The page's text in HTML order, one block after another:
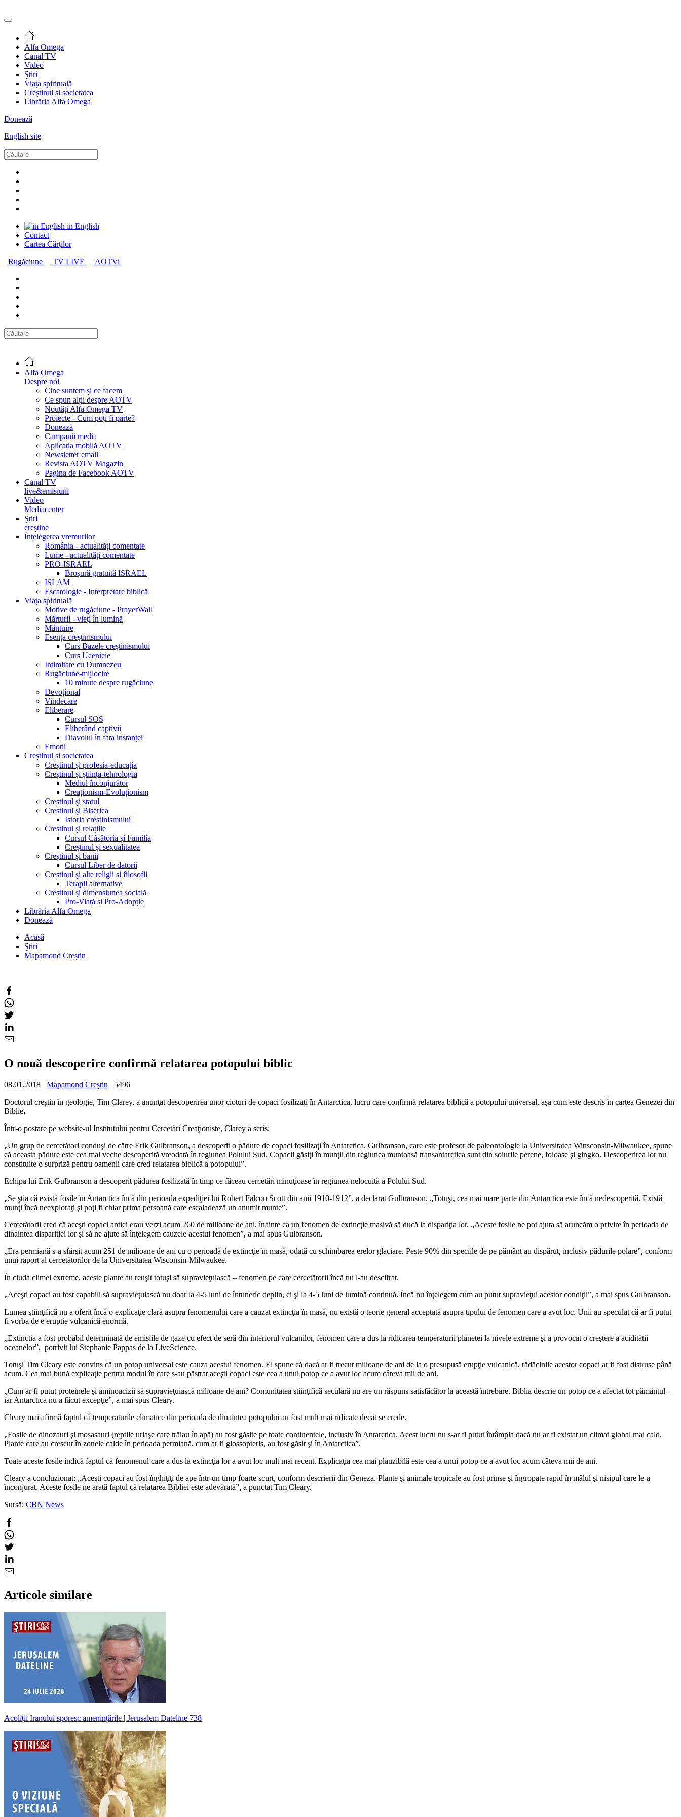
Alfa Omega
Canal TV
Video
Știri
Viața spirituală
Creștinul și societatea
Librăria Alfa Omega
Donează
English site
in English
Contact
Cartea Cărților
Rugăciune
TV LIVE AOTVi
Alfa Omega
Despre noi
Cine suntem și ce facem
Ce spun alții despre AOTV
Noutăți Alfa Omega TV
Proiecte - Cum poți fi parte?
Donează
Campanii media
Aplicația mobilă AOTV
Newsletter email
Revista AOTV Magazin
Pagina de Facebook AOTV
Canal TV
live&emisiuni
Video
Mediacenter
Știri
creștine
Înțelegerea vremurilor
România - actualități comentate
Lume - actualități comentate
PRO-ISRAEL
Broșură gratuită ISRAEL
ISLAM
Escatologie - Interpretare biblică
Viața spirituală
Motive de rugăciune - PrayerWall
Mărturii - vieți în lumină
Mântuire
Esența creștinismului
Curs Bazele creștinismului
Curs Ucenicie
Intimitate cu Dumnezeu
Rugăciune-mijlocire
10 minute despre rugăciune
Devoțional
Vindecare
Eliberare
Cursul SOS
Eliberând captivii
Diavolul în fața instanței
Emoții
Creștinul și societatea
Creștinul și profesia-educația
Creștinul și știința-tehnologia
Mediul înconjurător
Creaționism-Evoluționism
Creștinul și statul
Creștinul și Biserica
Istoria creștinismului
Creștinul și relațiile
Cursul Căsătoria și Familia
Creștinul și sexualitatea
Creștinul și banii
Cursul Liber de datorii
Creștinul și alte religii și filosofii
Terapii alternative
Creștinul și dimensiunea socială
Pro-Viață și Pro-Adopție
Librăria Alfa Omega
Donează
Acasă
Știri
Mapamond Creștin
O nouă descoperire confirmă relatarea potopului biblic
08.01.2018 Mapamond Creștin
5496
Doctorul creștin în geologie, Tim Clarey, a anunţat descoperirea unor cioturi de copaci fosilizați în Antarctica, lucru care confirmă relatarea biblică a potopului universal, aşa cum este descris în cartea Genezei din
Biblie.
Într-o postare pe website-ul Institutului pentru Cercetări Creaţioniste, Clarey a scris:
„Un grup de cercetători conduşi de către Erik Gulbranson, a descoperit o pădure de copaci fosilizaţi în Antarctica. Gulbranson, care este profesor de paleontologie la Universitatea Winsconsin-Milwaukee, spune
că aceasta pădure este cea mai veche descoperită vreodată în regiunea Polului Sud. Copacii găsiţi în munţii din regiunea muntoasă transantarctica sunt din soiurile perene, foioase şi gingko. Descoperirea lor nu
constituite o surpriză pentru oamenii care cred relatarea biblică a potopului”.
Echipa lui Erik Gulbranson a descoperit pădurea fosilizată în timp ce făceau cercetări minuţioase în regiunea nelocuită a Polului Sud.
„Se ştia că există fosile în Antarctica încă din perioada expediţiei lui Robert Falcon Scott din anii 1910-1912”, a declarat Gulbranson. „Totuşi, cea mai mare parte din Antarctica este încă nedescoperită. Există
munţi încă neexploraţi şi poţi fi chiar prima persoană care escaladează un anumit munte”.
Cercetătorii cred că aceşti copaci antici erau verzi acum 260 de milioane de ani, înainte ca un fenomen de extincţie masivă să ducă la dispariţia lor. „Aceste fosile ne pot ajuta să aruncăm o privire în perioada de
dinaintea dispariţiei lor şi să ne ajute să înţelegem cauzele acestui fenomen”, a mai spus Gulbranson.
„Era permiană s-a sfârşit acum 251 de milioane de ani cu o perioadă de extincţie în masă, odată cu schimbarea erelor glaciare. Peste 90% din speciile de pe pământ au dispărut, inclusiv pădurile polare”, conform
unui raport al cercetătorilor de la Universitatea Wisconsin-Milwaukee.
În ciuda climei extreme, aceste plante au reuşit totuşi să supravieţuiască – fenomen pe care cercetătorii încă nu l-au descifrat.
„Aceşti copaci au fost capabili să supravieţuiască nu doar la 4-5 luni de întuneric deplin, ci şi la 4-5 luni de lumină continuă. Încă nu înţelegem cum au putut supravieţui acestor condiţii”, a mai spus Gulbranson.
Lumea ştiinţifică nu a oferit încă o explicaţie clară asupra fenomenului care a cauzat extincţia în masă, nu există o teorie general acceptată asupra tipului de fenomen care a avut loc. Unii au speculat că ar fi putut
fi vorba de e erupţie vulcanică enormă.
„Extincţia a fost probabil determinată de emisiile de gaze cu efect de seră din interiorul vulcanilor, fenomen care a dus la ridicarea temperaturii planetei la nivele extreme şi a provocat o creştere a acidităţii
oceanelor”, potrivit lui Stephanie Pappas de la LiveScience.
Totuşi Tim Cleary este convins că un potop universal este cauza acestui fenomen. El spune că dacă ar fi trecut milioane de ani de la o presupusă erupţie vulcanică, rădăcinile acestor copaci ar fi fost distruse până
acum. Cea mai bună explicaţie pentru modul în care s-au păstrat aceşti copaci este cea a unui potop ce a avut loc acum câteva mii de ani.
„Cum ar fi putut proteinele şi aminoacizii să supravieţuiască milioane de ani? Comunitatea ştiinţifică seculară nu are un răspuns satisfăcător la această întrebare. Biblia descrie un potop ce a afectat tot pământul –
iar Antarctica nu a făcut excepţie”, a mai spus Cleary.
Cleary mai afirmă faptul că temperaturile climatice din perioada de dinaintea potopului au fost mult mai ridicate decât se crede.
„Fosile de dinozauri şi mosasauri (reptile uriaşe care trăiau în apă) au fost găsite pe toate continentele, inclusiv în Antarctica. Acest lucru nu s-ar fi putut întâmpla dacă nu ar fi existat un climat global mai cald.
Plante care au crescut în zonele calde în perioada permiană, cum ar fi glossopteris, au fost găsit şi în Antarctica”.
Toate aceste fosile indică faptul că fenomenul care a dus la extincţia lor a avut loc mult mai recent. Explicaţia cea mai plauzibilă este cea a unui potop ce a avut loc acum câteva mii de ani.
Cleary a concluzionat: „Aceşti copaci au fost înghiţiţi de ape într-un timp foarte scurt, conform descrierii din Geneza. Plante şi animale tropicale au fost prinse şi îngropate rapid în mâlul şi nisipul care le-a
înconjurat. Aceste fosile ne arată faptul că relatarea Bibliei este adevărată”, a punctat Tim Cleary.
Sursă: CBN News
Articole similare
Acoliții Iranului sporesc amenințările | Jerusalem Dateline 738